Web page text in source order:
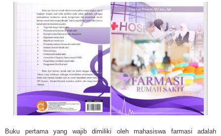
Buku pertama yang wajib dimiliki oleh mahasiswa farmasi adalah